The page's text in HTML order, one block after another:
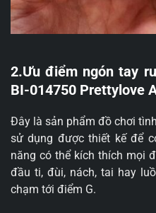
2.Ưu điểm ngón tay
BI-014750 Prettylove
Đây là sản phẩm đồ chơi
sử dụng được thiết kế để
năng có thể kích thích mọi
đầu ti, đùi, nách, tai hay
chạm tới điểm G.